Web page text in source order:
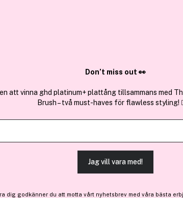
4-i-1 Sculpting
Don’t miss out 👀
att vinna ghd platinum+ plattång tillsammans med
Brush – två must-haves för flawless styling!
Jag vill vara med!
dig godkänner du att motta vårt nyhetsbrev med våra bästa